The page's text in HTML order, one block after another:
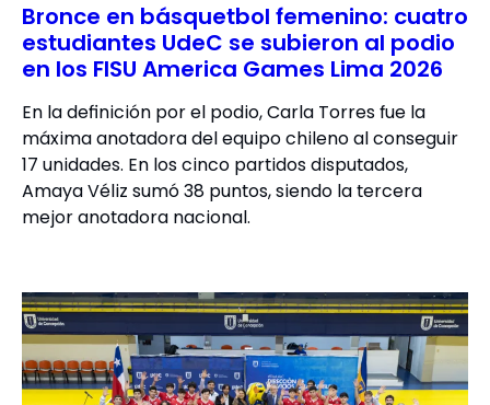
Bronce en básquetbol femenino: cuatro
estudiantes UdeC se subieron al podio
en los FISU America Games Lima 2026
En la definición por el podio, Carla Torres fue la
máxima anotadora del equipo chileno al conseguir
17 unidades. En los cinco partidos disputados,
Amaya Véliz sumó 38 puntos, siendo la tercera
mejor anotadora nacional.